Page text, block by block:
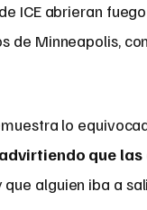
ICE abrieran
de Minneapolis,
lo
que
alguien iba a